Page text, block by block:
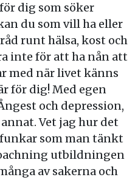
dig som söker
du som vill ha eller
runt hälsa, kost och
inte för att ha nån att
med när livet känns
för dig! Med egen
och depression,
Vet jag hur det
som man tänkt
utbildningen
av sakerna och